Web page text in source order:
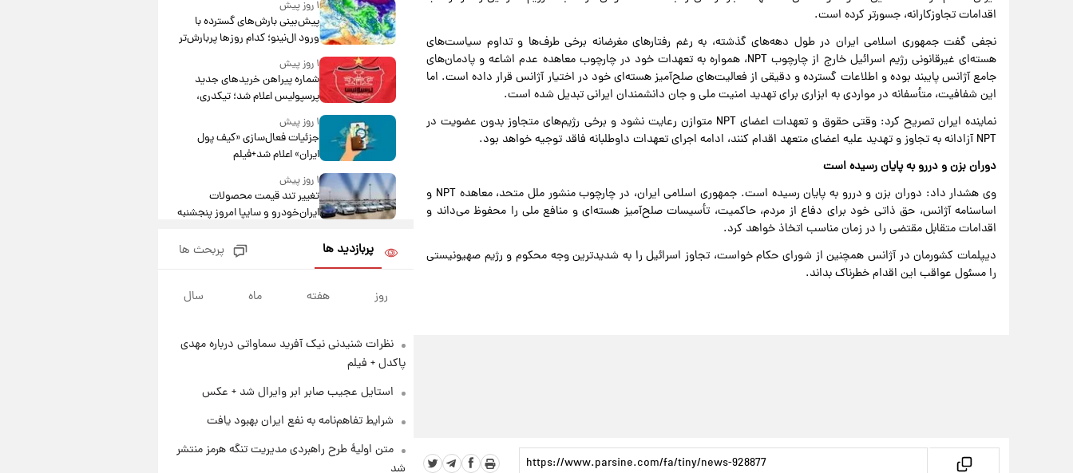
اقدامات تجاوزکارانه، جسورتر کرده است.
نجفی گفت جمهوری اسلامی ایران در طول دهه‌های گذشته، به رغم رفتارهای مغرضانه برخی طرف‌ها و تداوم سیاست‌های
هسته‌ای غیرقانونی رژیم اسرائیل خارج از چارچوب NPT، همواره به تعهدات خود در چارچوب معاهده عدم اشاعه و پادمان‌های
جامع آژانس پایبند بوده و اطلاعات گسترده و دقیقی از فعالیت‌های صلح‌آمیز هسته‌ای خود در اختیار آژانس قرار داده است. اما
این شفافیت، متأسفانه در مواردی به ابزاری برای تهدید امنیت ملی و جان دانشمندان ایرانی تبدیل شده است.
نماینده ایران تصریح کرد: وقتی حقوق و تعهدات اعضای NPT متوازن رعایت نشود و برخی رژیم‌های متجاوز بدون عضویت در
NPT آزادانه به تجاوز و تهدید علیه اعضای متعهد اقدام کنند، ادامه اجرای تعهدات داوطلبانه فاقد توجیه خواهد بود.
دوران بزن و دررو به پایان رسیده است
وی هشدار داد: دوران بزن و دررو به پایان رسیده است. جمهوری اسلامی ایران، در چارچوب منشور ملل متحد، معاهده NPT و
اساسنامه آژانس، حق ذاتی خود برای دفاع از مردم، حاکمیت، تأسیسات صلح‌آمیز هسته‌ای و منافع ملی را محفوظ می‌داند و
اقدامات متقابل مقتضی را در زمان مناسب اتخاذ خواهد کرد.
دیپلمات کشورمان در آژانس همچنین از شورای حکام خواست، تجاوز اسرائیل را به شدیدترین وجه محکوم و رژیم صهیونیستی
را مسئول عواقب این اقدام خطرناک بداند.
۱ روز پیش
پیش‌بینی بارش‌های گسترده با
ورود ال‌نینو؛ کدام روزها پربارش‌تر
خواهند بود؟
۱ روز پیش
شماره پیراهن خریدهای جدید
پرسپولیس اعلام شد؛ تیکدری،
محبی و سرگیف با اعداد ویژه
۱ روز پیش
جزئیات فعال‌سازی «کیف پول
ایران» اعلام شد+فیلم
۱ روز پیش
تغییر تند قیمت محصولات
ایران‌خودرو و سایپا امروز پنجشنبه
قیمت طلا و سکه امروز پنجشنبه
۱۵ مرداد ۱۴۰۵
۱ روز پیش
اعلام شد؛ شاهین، کوییک، اطلس،
جدول
سیگنال‌های جدید برای بازار طلا؛
پیش‌بینی قیمت سکه و طلا فردا
پربازدید ها پربحث ها
روز هفته ماه سال
نظرات شنیدنی نیک آفرید سماواتی درباره مهدی
پاکدل + فیلم
استایل عجیب صابر ابر وایرال شد + عکس
شرایط تفاهم‌نامه به نفع ایران بهبود یافت
متن اولیۀ طرح راهبردی مدیریت تنگه هرمز منتشر
شد